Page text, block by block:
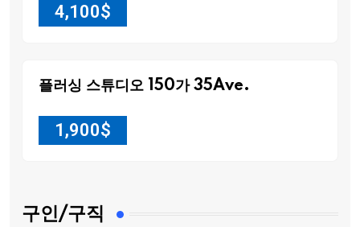
4,100$
플러싱 스튜디오 150가 35Ave.
1,900$
구인/구직